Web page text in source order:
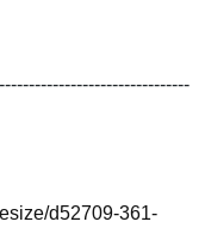
d52709-361-